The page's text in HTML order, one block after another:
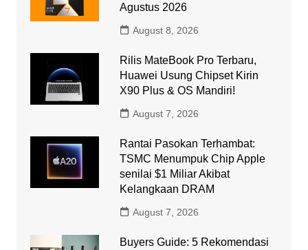
Agustus 2026
August 8, 2026
Rilis MateBook Pro Terbaru,
Huawei Usung Chipset Kirin
X90 Plus & OS Mandiri!
August 7, 2026
Rantai Pasokan Terhambat:
TSMC Menumpuk Chip Apple
senilai $1 Miliar Akibat
Kelangkaan DRAM
August 7, 2026
Buyers Guide: 5 Rekomendasi